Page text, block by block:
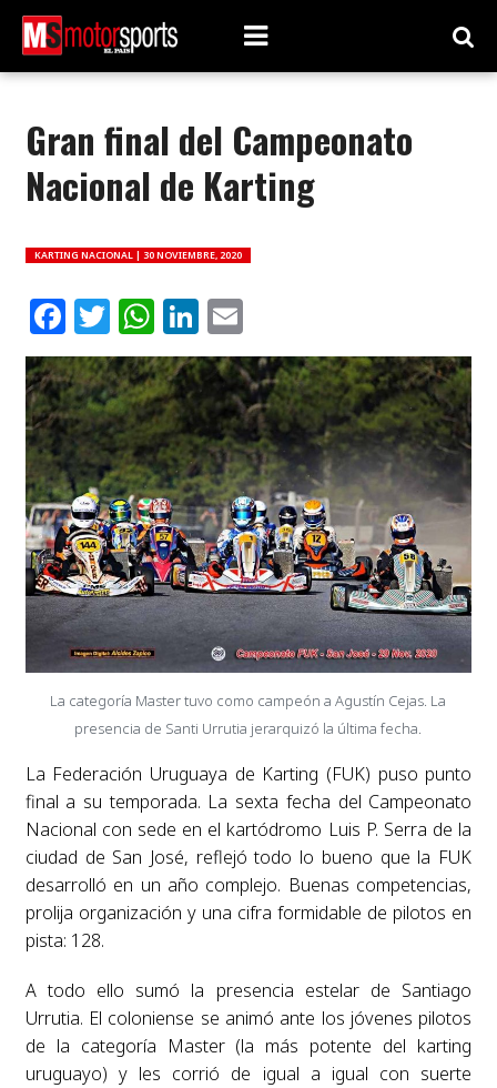
Gran final del Campeonato
Nacional de Karting
KARTING NACIONAL | 30 NOVIEMBRE, 2020
Facebook
Twitter
WhatsApp
LinkedIn
Email
La categoría Master tuvo como campeón a Agustín Cejas. La
presencia de Santi Urrutia jerarquizó la última fecha.
La Federación Uruguaya de Karting (FUK) puso punto
final a su temporada. La sexta fecha del Campeonato
Nacional con sede en el kartódromo Luis P. Serra de la
ciudad de San José, reflejó todo lo bueno que la FUK
desarrolló en un año complejo. Buenas competencias,
prolija organización y una cifra formidable de pilotos en
pista: 128.
A todo ello sumó la presencia estelar de Santiago
Urrutia. El coloniense se animó ante los jóvenes pilotos
de la categoría Master (la más potente del karting
uruguayo) y les corrió de igual a igual con suerte